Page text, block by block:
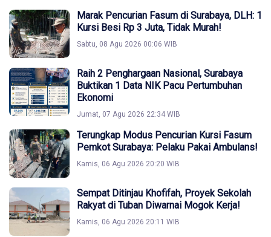
Marak Pencurian Fasum di Surabaya, DLH: 1
Kursi Besi Rp 3 Juta, Tidak Murah!
Sabtu, 08 Agu 2026 00:06 WIB
Raih 2 Penghargaan Nasional, Surabaya
Buktikan 1 Data NIK Pacu Pertumbuhan
Ekonomi
Jumat, 07 Agu 2026 22:34 WIB
Terungkap Modus Pencurian Kursi Fasum
Pemkot Surabaya: Pelaku Pakai Ambulans!
Kamis, 06 Agu 2026 20:20 WIB
Sempat Ditinjau Khofifah, Proyek Sekolah
Rakyat di Tuban Diwarnai Mogok Kerja!
Kamis, 06 Agu 2026 20:11 WIB